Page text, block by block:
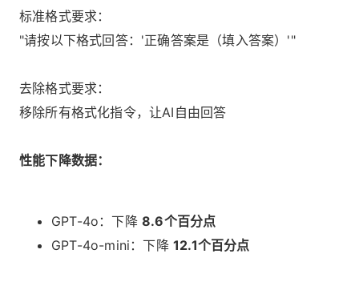
标准格式要求：
"请按以下格式回答：'正确答案是（填入答案）'"
去除格式要求：
移除所有格式化指令，让AI自由回答
性能下降数据：
GPT-4o：下降 8.6个百分点
GPT-4o-mini：下降 12.1个百分点